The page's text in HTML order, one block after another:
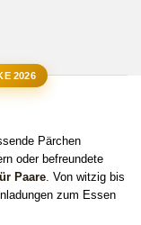
2026
Pärchen
oder befreundete
Paare. Von witzig bis
zum Essen